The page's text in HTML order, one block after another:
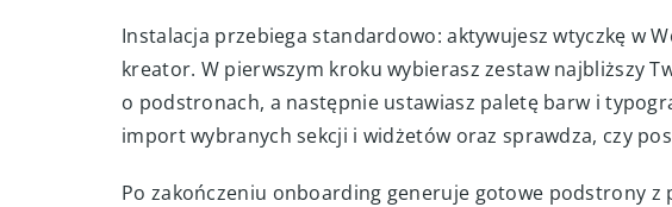
Instalacja przebiega standardowo: aktywujesz wtyczkę w
kreator. W pierwszym kroku wybierasz zestaw najbliższy
o podstronach, a następnie ustawiasz paletę barw i
import wybranych sekcji i widżetów oraz sprawdza, czy
Po zakończeniu onboarding generuje gotowe podstrony z